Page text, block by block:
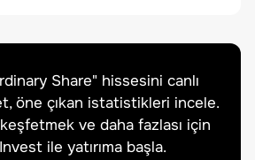
Share" hissesini canlı
öne çıkan istatistikleri incele.
ve daha fazlası için
ile yatırıma başla.